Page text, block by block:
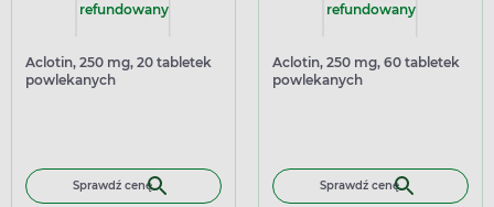
refundowany
Aclotin, 250 mg, 20 tabletek
powlekanych
Sprawdź cenę
refundowany
Aclotin, 250 mg, 60 tabletek
powlekanych
Sprawdź cenę